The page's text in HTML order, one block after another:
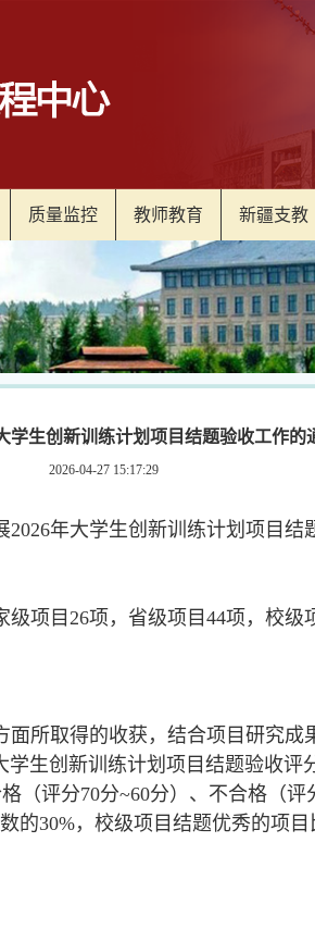
质量监控 教师教育 新疆支教
学生创新训练计划项目结题验收工作的
2026-04-27 15:17:29
年大学生创新训练计划项目
项目26项，省级项目44项，校
所取得的收获，结合项目研究
生创新训练计划项目结题验收
（评分70分~60分）、不合格（
的30%，校级项目结题优秀的项